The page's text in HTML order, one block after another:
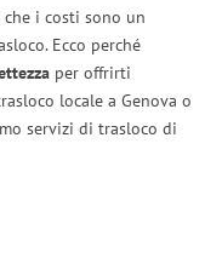
i costi sono un
Ecco perché
per offrirti
locale a Genova o
servizi di trasloco di